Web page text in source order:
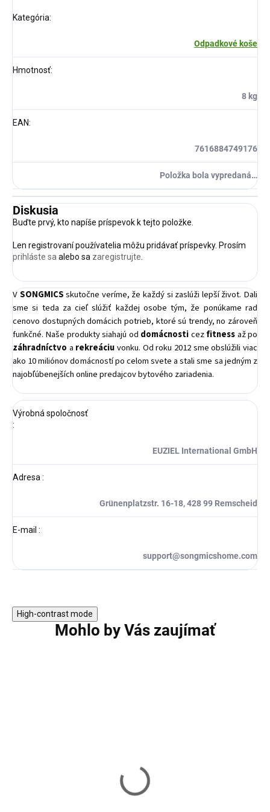
Kategória:
Odpadkové koše
Hmotnosť:
8 kg
EAN:
7616884749176
Položka bola vypredaná…
Diskusia
Buďte prvý, kto napíše príspevok k tejto položke.
Len registrovaní používatelia môžu pridávať príspevky. Prosím
prihláste sa alebo sa zaregistrujte
VSONGMICSskutočne veríme, že každý si zaslúži lepší život. Dali
sme si teda za cieľ slúžiť každej osobe tým, že ponúkame rad
cenovo dostupných domácich potrieb, ktoré sú trendy, no zároveň
funkčné. Naše produkty siahajú od domácnosticezfitnessaž po
záhradníctvo a rekreáciuvonku. Od roku 2012 sme obslúžili viac
ako 10 miliónov domácností po celom svete a stali sme sa jedným z
najobľúbenejších online predajcov bytového zariadenia.
Výrobná spoločnosť
:
EUZIEL International GmbH
Adresa :
Grünenplatzstr. 16-18, 428 99 Remscheid
E-mail :
support@songmicshome.com
High-contrast mode
Mohlo by Vás zaujímať